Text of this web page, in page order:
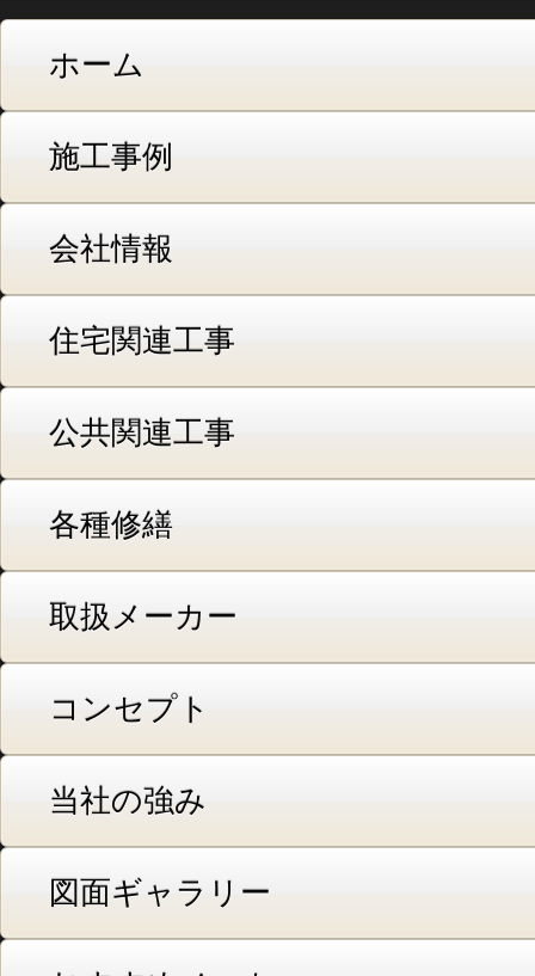
ホーム
施工事例
会社情報
住宅関連工事
公共関連工事
各種修繕
取扱メーカー
コンセプト
当社の強み
図面ギャラリー